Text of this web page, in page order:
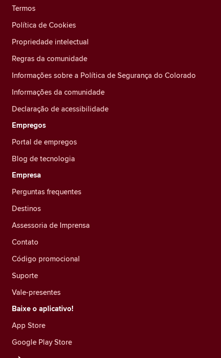
Termos
Política de Cookies
Propriedade intelectual
Regras da comunidade
Informações sobre a Política de Segurança do Colorado
Informações da comunidade
Declaração de acessibilidade
Empregos
Portal de empregos
Blog de tecnologia
Empresa
Perguntas frequentes
Destinos
Assessoria de Imprensa
Contato
Código promocional
Suporte
Vale-presentes
Baixe o aplicativo!
App Store
Google Play Store